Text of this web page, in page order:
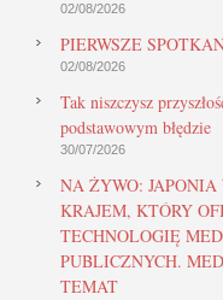
02/08/2026
PIERWSZE
02/08/2026
Tak niszczysz
podstawowym błędzie
30/07/2026
NA ŻYWO:
KRAJEM, KTÓRY
TECHNOLOGIĘ
PUBLICZNYCH.
TEMAT